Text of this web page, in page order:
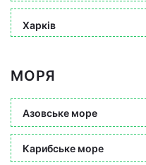
Харків
МОРЯ
Азовське море
Карибське море